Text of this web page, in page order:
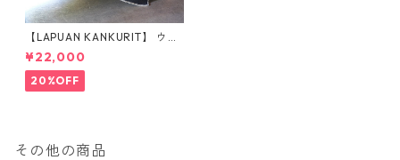
【LAPUAN KANKURIT】 ウー
ルブランケット（フル130×18
0cm）
¥22,000
20%OFF
その他の商品